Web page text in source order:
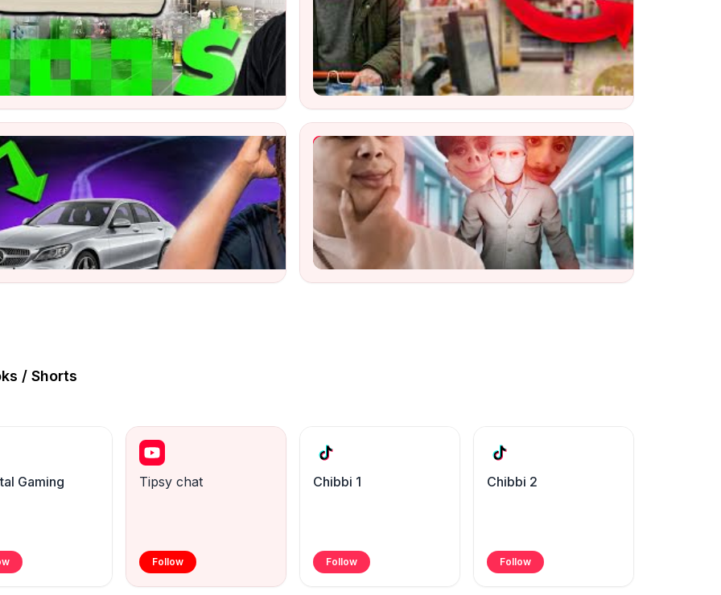
Hopital escape
Watch
Chibbi 1
Follow
/ Shorts
Chibbi 2
Follow
Tipsy chat
Follow
Gaming
YouTube Video
Watch
Video